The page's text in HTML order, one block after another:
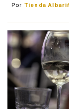
Por Tienda